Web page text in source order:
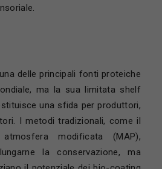
delle principali fonti proteiche
ma la sua limitata shelf
una sfida per produttori,
I metodi tradizionali, come il
modificata (MAP),
la conservazione, ma